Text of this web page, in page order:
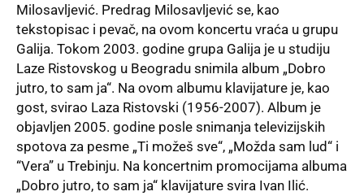
Milosavljević. Predrag Milosavljević se, kao
tekstopisac i pevač, na ovom koncertu vraća u grupu
Galija. Tokom 2003. godine grupa Galija je u studiju
Laze Ristovskog u Beogradu snimila album „Dobro
jutro, to sam ja“. Na ovom albumu klavijature je, kao
gost, svirao Laza Ristovski (1956-2007). Album je
objavljen 2005. godine posle snimanja televizijskih
spotova za pesme „Ti možeš sve“, „Možda sam lud“ i
“Vera” u Trebinju. Na koncertnim promocijama albuma
„Dobro jutro, to sam ja“ klavijature svira Ivan Ilić.